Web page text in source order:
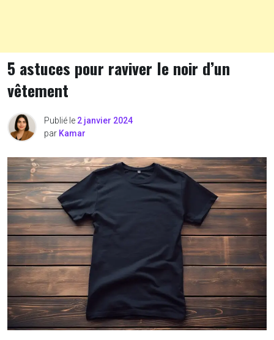
5 astuces pour raviver le noir d’un
vêtement
Publié le 2 janvier 2024
par Kamar